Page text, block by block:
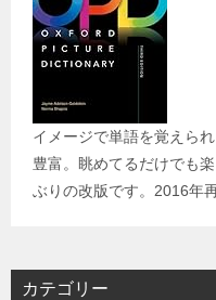
イメージで単語を覚えら
豊富。眺めてるだけでも
ぶりの改版です。2016年
カテゴリー